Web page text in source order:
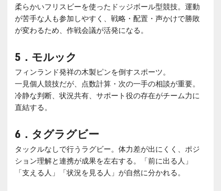
柔らかいフリスビーを使ったドッジボール型競技。運動
が苦手な人も参加しやすく、戦略・配置・声かけで勝敗
が変わるため、作戦会議が活発になる。
5 ．モルック
フィンランド発祥の木製ピンを倒すスポーツ。
一見個人競技だが、点数計算・次の一手の相談が重要。
冷静な判断、状況共有、サポート役の存在がチーム力に
直結する。
6 ．タグラグビー
タックルなしで行うラグビー。体力差が出にくく、ポジ
ション理解と連携が成果を左右する。「前に出る人」
「支える人」「状況を見る人」が自然に分かれる。